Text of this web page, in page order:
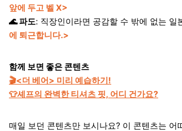
앞에 두고 벨 X>
🌊 파도: 직장인이라면 공감할 수 밖에 없는 일
에 퇴근합니다.>
함께 보면 좋은 콘텐츠
🎬<더 베어> 미리 예습하기!
👕셰프의 완벽한 티셔츠 핏, 어디 건가요?
매일 보던 콘텐츠만 보시나요? 이 콘텐츠는 어